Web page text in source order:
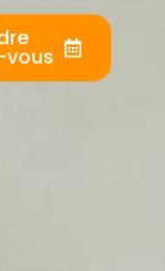
vous